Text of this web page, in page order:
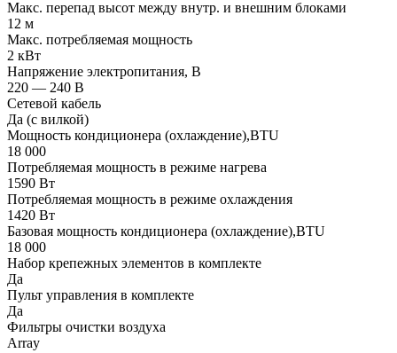
Макс. перепад высот между внутр. и внешним блоками
12 м
Макс. потребляемая мощность
2 кВт
Напряжение электропитания, В
220 — 240 В
Сетевой кабель
Да (с вилкой)
Мощность кондиционера (охлаждение),BTU
18 000
Потребляемая мощность в режиме нагрева
1590 Вт
Потребляемая мощность в режиме охлаждения
1420 Вт
Базовая мощность кондиционера (охлаждение),BTU
18 000
Набор крепежных элементов в комплекте
Да
Пульт управления в комплекте
Да
Фильтры очистки воздуха
Array